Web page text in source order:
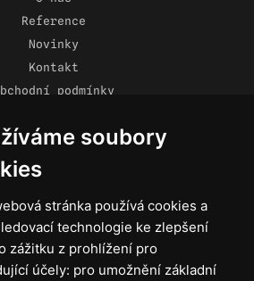
soubory
stránka používá cookies a
technologie ke zlepšení
zážitku z prohlížení pro
účely: pro umožnění základní
Reference
Novinky
Kontakt
podmínky
Technika
Světla
ke světlům